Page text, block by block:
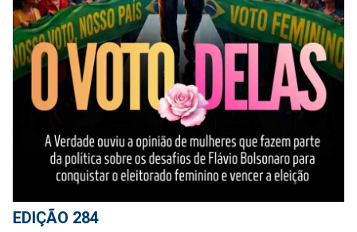
EDIÇÃO 284